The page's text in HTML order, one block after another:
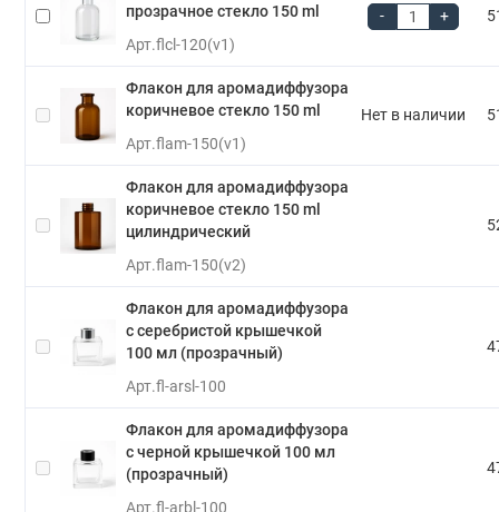
прозрачное стекло 150 ml
Арт.flcl-120(v1)
- +
Флакон для аромадиффузора
коричневое стекло 150 ml
Арт.flam-150(v1)
Нет в наличии
Флакон для аромадиффузора
коричневое стекло 150 ml
цилиндрический
Арт.flam-150(v2)
Флакон для аромадиффузора
с серебристой крышечкой
100 мл (прозрачный)
Арт.fl-arsl-100
Флакон для аромадиффузора
с черной крышечкой 100 мл
(прозрачный)
Арт.fl-arbl-100